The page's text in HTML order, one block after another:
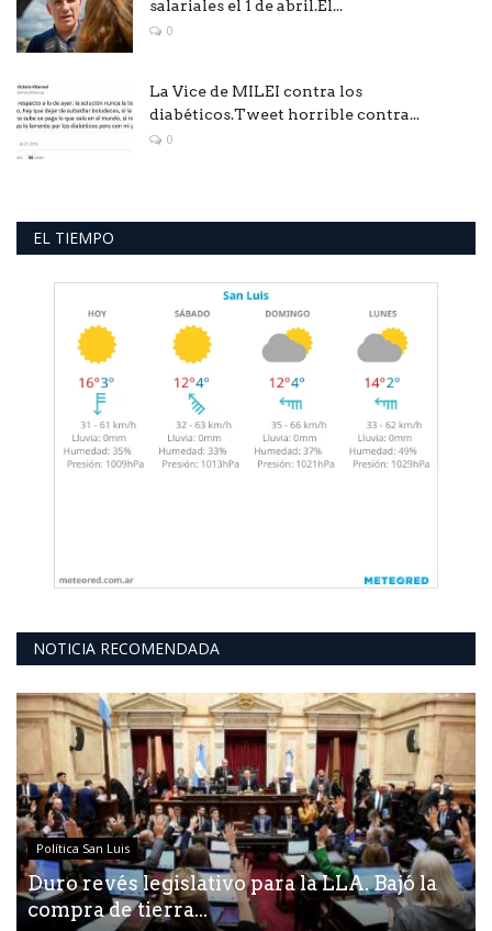
salariales el 1 de abril.El...
0
La Vice de MILEI contra los
diabéticos.Tweet horrible contra...
0
EL TIEMPO
NOTICIA RECOMENDADA
Política San Luis
Duro revés legislativo para la LLA. Bajó la
compra de tierra...